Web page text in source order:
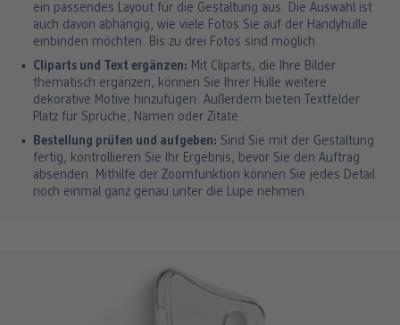
ein passendes Layout für die Gestaltung aus. Die Auswahl ist
auch davon abhängig, wie viele Fotos Sie auf der Handyhülle
einbinden möchten. Bis zu drei Fotos sind möglich.
Cliparts und Text ergänzen: Mit Cliparts, die Ihre Bilder
thematisch ergänzen, können Sie Ihrer Hülle weitere
dekorative Motive hinzufügen. Außerdem bieten Textfelder
Platz für Sprüche, Namen oder Zitate.
Bestellung prüfen und aufgeben: Sind Sie mit der Gestaltung
fertig, kontrollieren Sie Ihr Ergebnis, bevor Sie den Auftrag
absenden. Mithilfe der Zoomfunktion können Sie jedes Detail
noch einmal ganz genau unter die Lupe nehmen.